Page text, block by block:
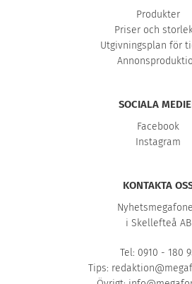
Produkter
Priser och
Utgivningsplan för
SOCIALA
Facebook
Instagram
KONTAKTA
i Skellefteå AB
Tel: 0910 - 180
Tips: